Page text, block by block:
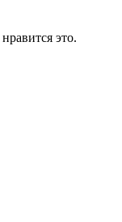
нравится это.